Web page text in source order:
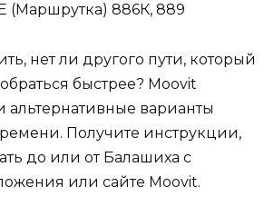
886К, 889
нет ли другого пути, который
быстрее? Moovit
альтернативные варианты
Получите инструкции,
до или от Балашиха с
или сайте Moovit.